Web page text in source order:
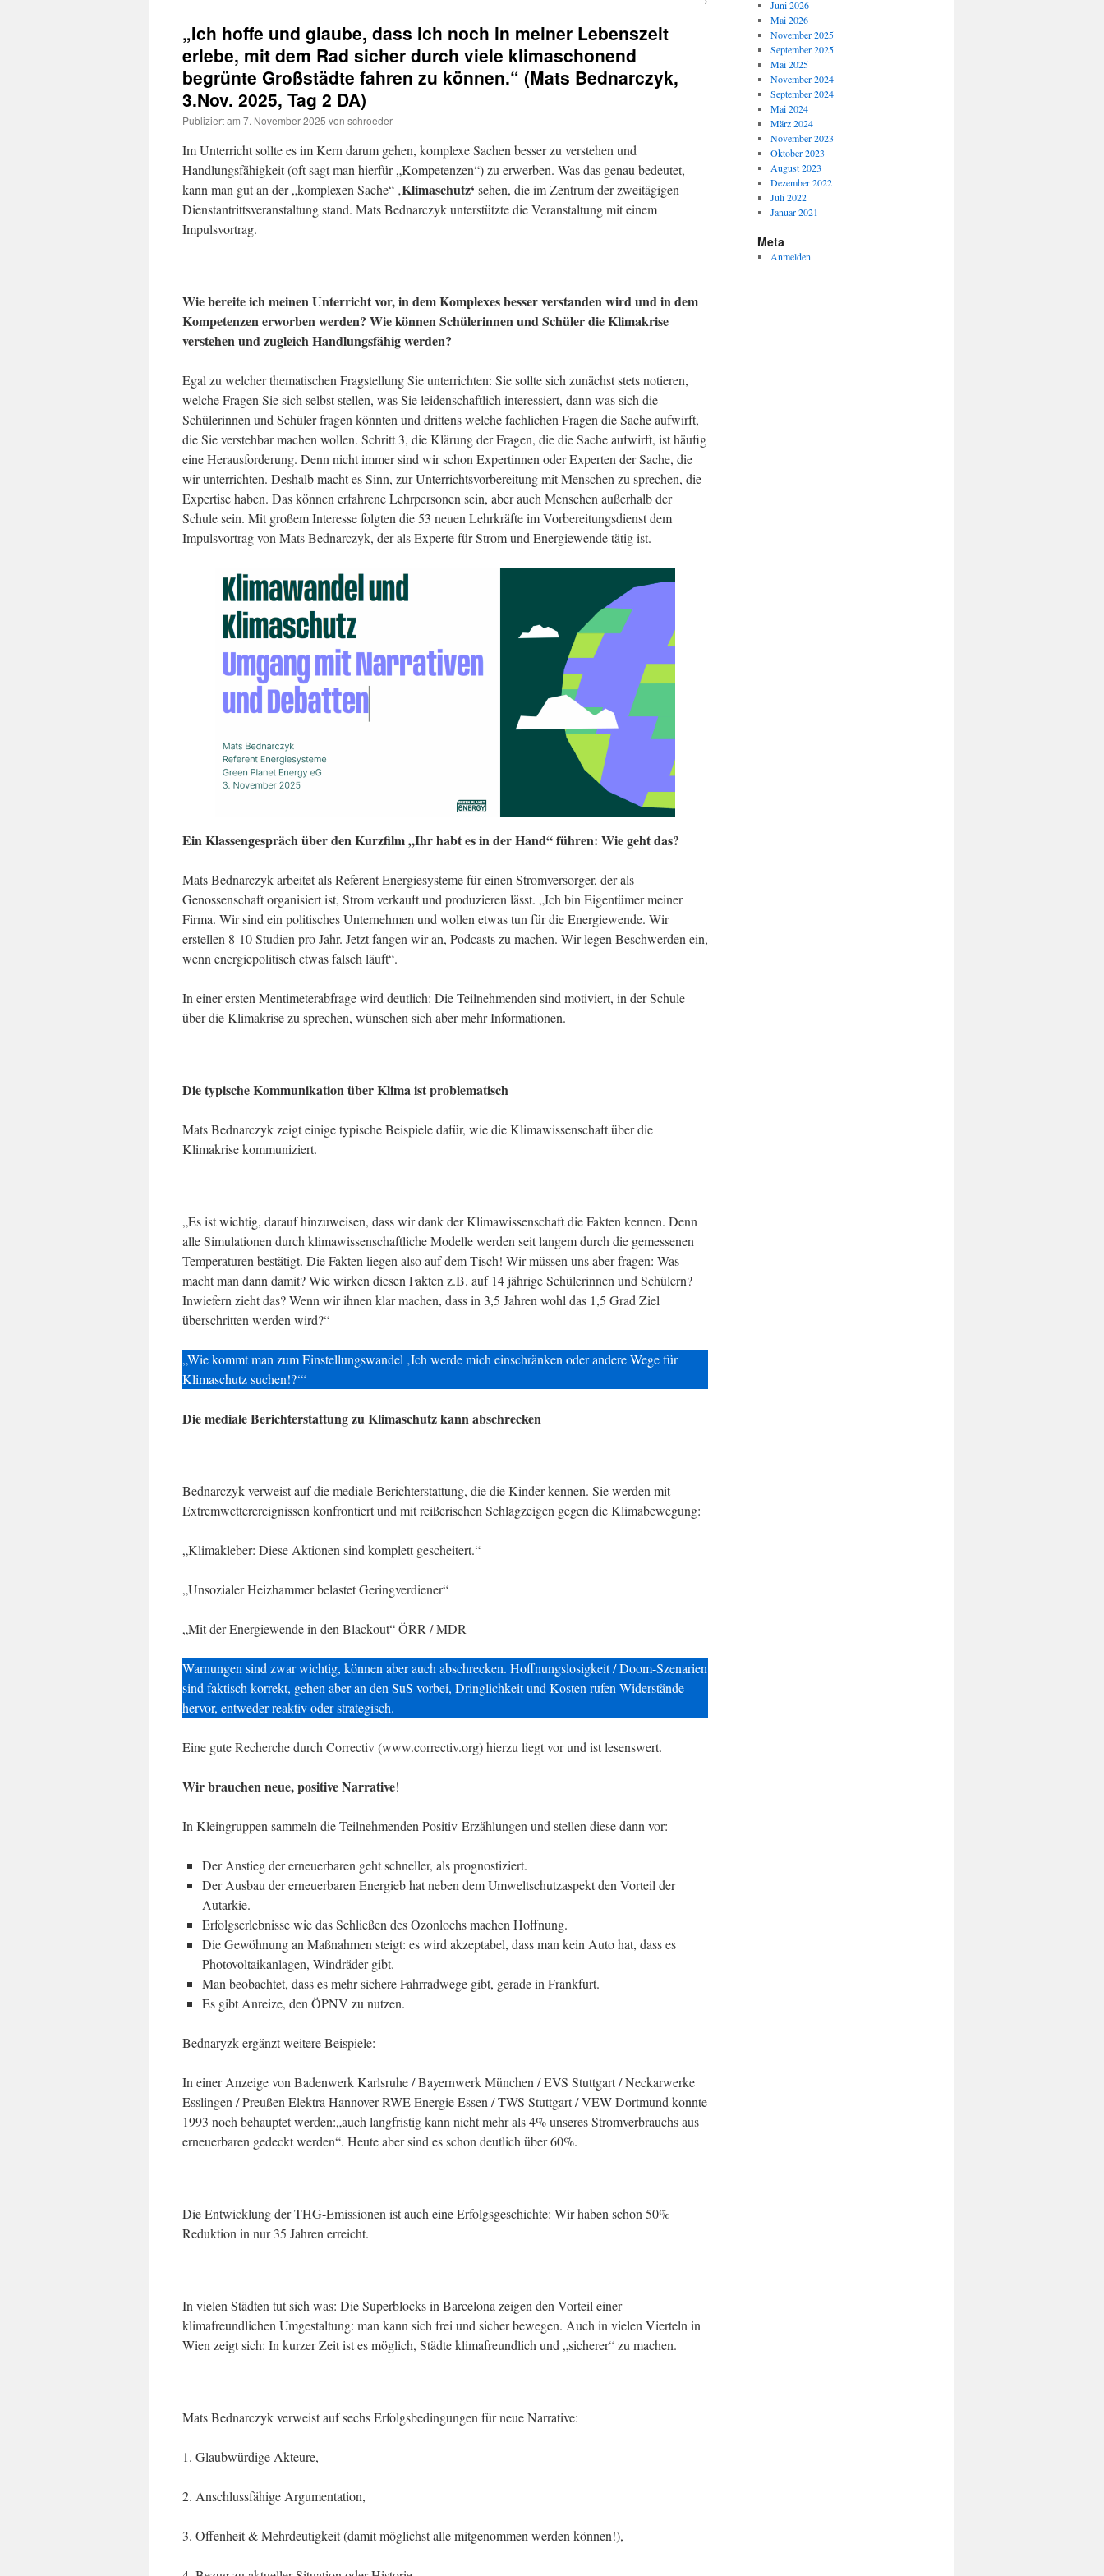
„Ich hoffe und glaube, dass ich noch in meiner Lebenszeit
erlebe, mit dem Rad sicher durch viele klimaschonend
begrünte Großstädte fahren zu können.“ (Mats Bednarczyk,
3.Nov. 2025, Tag 2 DA)
Publiziert am 7. November 2025 von schroeder
Im Unterricht sollte es im Kern darum gehen, komplexe Sachen besser zu verstehen und
Handlungsfähigkeit (oft sagt man hierfür „Kompetenzen“) zu erwerben. Was das genau bedeutet,
kann man gut an der „komplexen Sache“ ‚Klimaschutz‘ sehen, die im Zentrum der zweitägigen
Dienstantrittsveranstaltung stand. Mats Bednarczyk unterstützte die Veranstaltung mit einem
Impulsvortrag.
Wie bereite ich meinen Unterricht vor, in dem Komplexes besser verstanden wird und in dem
Kompetenzen erworben werden? Wie können Schülerinnen und Schüler die Klimakrise
verstehen und zugleich Handlungsfähig werden?
Egal zu welcher thematischen Fragstellung Sie unterrichten: Sie sollte sich zunächst stets notieren,
welche Fragen Sie sich selbst stellen, was Sie leidenschaftlich interessiert, dann was sich die
Schülerinnen und Schüler fragen könnten und drittens welche fachlichen Fragen die Sache aufwirft,
die Sie verstehbar machen wollen. Schritt 3, die Klärung der Fragen, die die Sache aufwirft, ist häufig
eine Herausforderung. Denn nicht immer sind wir schon Expertinnen oder Experten der Sache, die
wir unterrichten. Deshalb macht es Sinn, zur Unterrichtsvorbereitung mit Menschen zu sprechen, die
Expertise haben. Das können erfahrene Lehrpersonen sein, aber auch Menschen außerhalb der
Schule sein. Mit großem Interesse folgten die 53 neuen Lehrkräfte im Vorbereitungsdienst dem
Impulsvortrag von Mats Bednarczyk, der als Experte für Strom und Energiewende tätig ist.
Ein Klassengespräch über den Kurzfilm „Ihr habt es in der Hand“ führen: Wie geht das?
Mats Bednarczyk arbeitet als Referent Energiesysteme für einen Stromversorger, der als
Genossenschaft organisiert ist, Strom verkauft und produzieren lässt. „Ich bin Eigentümer meiner
Firma. Wir sind ein politisches Unternehmen und wollen etwas tun für die Energiewende. Wir
erstellen 8-10 Studien pro Jahr. Jetzt fangen wir an, Podcasts zu machen. Wir legen Beschwerden ein,
wenn energiepolitisch etwas falsch läuft“.
In einer ersten Mentimeterabfrage wird deutlich: Die Teilnehmenden sind motiviert, in der Schule
über die Klimakrise zu sprechen, wünschen sich aber mehr Informationen.
Die typische Kommunikation über Klima ist problematisch
Mats Bednarczyk zeigt einige typische Beispiele dafür, wie die Klimawissenschaft über die
Klimakrise kommuniziert.
„Es ist wichtig, darauf hinzuweisen, dass wir dank der Klimawissenschaft die Fakten kennen. Denn
alle Simulationen durch klimawissenschaftliche Modelle werden seit langem durch die gemessenen
Temperaturen bestätigt. Die Fakten liegen also auf dem Tisch! Wir müssen uns aber fragen: Was
macht man dann damit? Wie wirken diesen Fakten z.B. auf 14 jährige Schülerinnen und Schülern?
Inwiefern zieht das? Wenn wir ihnen klar machen, dass in 3,5 Jahren wohl das 1,5 Grad Ziel
überschritten werden wird?“
„Wie kommt man zum Einstellungswandel ‚Ich werde mich einschränken oder andere Wege für
Klimaschutz suchen!?‘“
Die mediale Berichterstattung zu Klimaschutz kann abschrecken
Bednarczyk verweist auf die mediale Berichterstattung, die die Kinder kennen. Sie werden mit
Extremwetterereignissen konfrontiert und mit reißerischen Schlagzeigen gegen die Klimabewegung:
„Klimakleber: Diese Aktionen sind komplett gescheitert.“
„Unsozialer Heizhammer belastet Geringverdiener“
„Mit der Energiewende in den Blackout“ ÖRR / MDR
Warnungen sind zwar wichtig, können aber auch abschrecken. Hoffnungslosigkeit / Doom-Szenarien
sind faktisch korrekt, gehen aber an den SuS vorbei, Dringlichkeit und Kosten rufen Widerstände
hervor, entweder reaktiv oder strategisch.
Eine gute Recherche durch Correctiv (www.correctiv.org) hierzu liegt vor und ist lesenswert.
Wir brauchen neue, positive Narrative!
In Kleingruppen sammeln die Teilnehmenden Positiv-Erzählungen und stellen diese dann vor:
Der Anstieg der erneuerbaren geht schneller, als prognostiziert.
Der Ausbau der erneuerbaren Energieb hat neben dem Umweltschutzaspekt den Vorteil der
Autarkie.
Erfolgserlebnisse wie das Schließen des Ozonlochs machen Hoffnung.
Die Gewöhnung an Maßnahmen steigt: es wird akzeptabel, dass man kein Auto hat, dass es
Photovoltaikanlagen, Windräder gibt.
Man beobachtet, dass es mehr sichere Fahrradwege gibt, gerade in Frankfurt.
Es gibt Anreize, den ÖPNV zu nutzen.
Bednaryzk ergänzt weitere Beispiele:
In einer Anzeige von Badenwerk Karlsruhe / Bayernwerk München / EVS Stuttgart / Neckarwerke
Esslingen / Preußen Elektra Hannover RWE Energie Essen / TWS Stuttgart / VEW Dortmund konnte
1993 noch behauptet werden:„auch langfristig kann nicht mehr als 4% unseres Stromverbrauchs aus
erneuerbaren gedeckt werden“. Heute aber sind es schon deutlich über 60%.
Die Entwicklung der THG-Emissionen ist auch eine Erfolgsgeschichte: Wir haben schon 50%
Reduktion in nur 35 Jahren erreicht.
In vielen Städten tut sich was: Die Superblocks in Barcelona zeigen den Vorteil einer
klimafreundlichen Umgestaltung: man kann sich frei und sicher bewegen. Auch in vielen Vierteln in
Wien zeigt sich: In kurzer Zeit ist es möglich, Städte klimafreundlich und „sicherer“ zu machen.
Mats Bednarczyk verweist auf sechs Erfolgsbedingungen für neue Narrative:
1. Glaubwürdige Akteure,
2. Anschlussfähige Argumentation,
3. Offenheit & Mehrdeutigkeit (damit möglichst alle mitgenommen werden können!),
Juni 2026
Mai 2026
November 2025
September 2025
Mai 2025
November 2024
September 2024
Mai 2024
März 2024
November 2023
Oktober 2023
August 2023
Dezember 2022
Juli 2022
Januar 2021
Meta
Anmelden